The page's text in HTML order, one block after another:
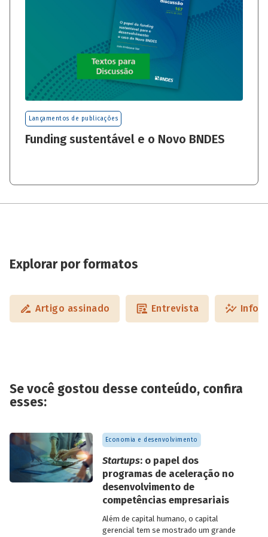
Lançamentos de publicações
Funding sustentável e o Novo BNDES
Explorar por formatos
Artigo assinado Entrevista
Se você gostou desse conteúdo, confira
esses:
Economia e desenvolvimento
Startups: o papel dos
programas de aceleração no
desenvolvimento de
competências empresariais
Além de capital humano, o capital
gerencial tem se mostrado um grande